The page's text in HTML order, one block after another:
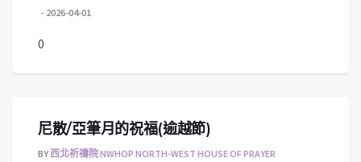
2026-04-01
0
尼散/亞筆月的祝福(逾越節)
BY西北祈禱院 NWHOP NORTH-WEST HOUSE OF PRAYER